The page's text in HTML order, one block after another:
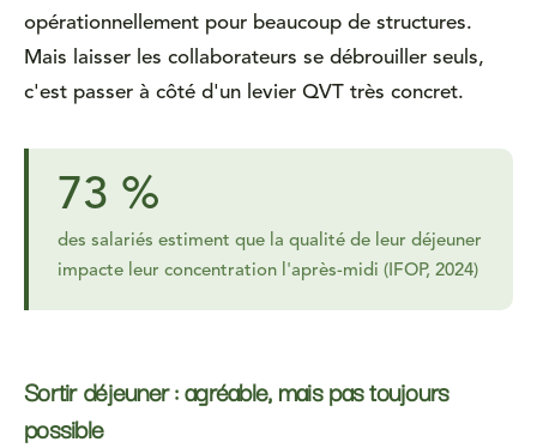
opérationnellement pour beaucoup de structures.
Mais laisser les collaborateurs se débrouiller seuls,
c'est passer à côté d'un levier QVT très concret.
73 %
des salariés estiment que la qualité de leur déjeuner
impacte leur concentration l'après-midi (IFOP, 2024)
Sortir déjeuner : agréable, mais pas toujours
possible